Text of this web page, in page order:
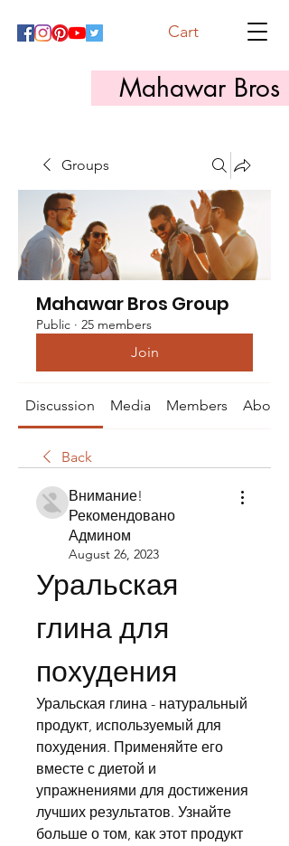
Mahawar Bros
Cart
Groups
Mahawar Bros Group
Public · 25 members
Join
Discussion Media Members About
Back
Внимание!
Рекомендовано
Админом
August 26, 2023
Уральская
глина для
похудения
Уральская глина - натуральный
продукт, используемый для
похудения. Применяйте его
вместе с диетой и
упражнениями для достижения
лучших результатов. Узнайте
больше о том, как этот продукт